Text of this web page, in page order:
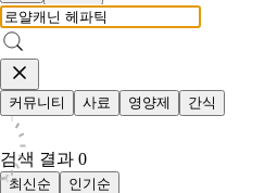
커뮤니티 사료 영양제 간식
검색 결과 0
최신순
인기순